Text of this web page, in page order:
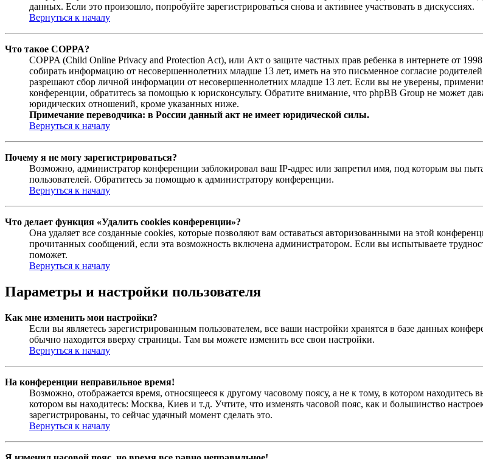
данных. Если это произошло, попробуйте зарегистрироваться снова и активнее участвовать в дискуссиях.
Вернуться к началу
Что такое COPPA?
COPPA (Child Online Privacy and Protection Act), или Акт о защите частных прав ребенка в интернете от
собирать информацию от несовершеннолетних младше 13 лет, иметь на это письменное согласие
разрешают сбор личной информации от несовершеннолетних младше 13 лет. Если вы не уверены,
конференции, обратитесь за помощью к юрисконсульту. Обратите внимание, что phpBB Group не может
юридических отношений, кроме указанных ниже.
Примечание переводчика: в России данный акт не имеет юридической силы.
Вернуться к началу
Почему я не могу зарегистрироваться?
Возможно, администратор конференции заблокировал ваш IP-адрес или запретил имя, под которым вы
пользователей. Обратитесь за помощью к администратору конференции.
Вернуться к началу
Что делает функция «Удалить cookies конференции»?
Она удаляет все созданные cookies, которые позволяют вам оставаться авторизованными на этой
прочитанных сообщений, если эта возможность включена администратором. Если вы испытываете
поможет.
Вернуться к началу
Параметры и настройки пользователя
Как мне изменить мои настройки?
Если вы являетесь зарегистрированным пользователем, все ваши настройки хранятся в базе данных
обычно находится вверху страницы. Там вы можете изменить все свои настройки.
Вернуться к началу
На конференции неправильное время!
Возможно, отображается время, относящееся к другому часовому поясу, а не к тому, в котором
котором вы находитесь: Москва, Киев и т.д. Учтите, что изменять часовой пояс, как и большинство
зарегистрированы, то сейчас удачный момент сделать это.
Вернуться к началу